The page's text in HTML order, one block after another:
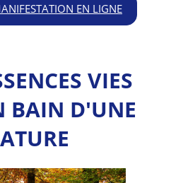
EN LIGNE
VIES
BAIN D'UNE